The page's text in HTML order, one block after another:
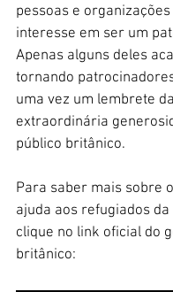
pessoas e
interesse em ser um
Apenas alguns deles
tornando
uma vez um lembrete da
extraordinária
público britânico.
Para saber mais sobre
ajuda aos refugiados
clique no link oficial do
britânico: